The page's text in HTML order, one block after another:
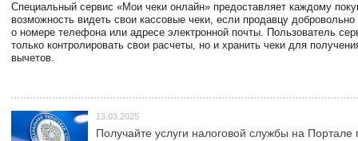
Специальный сервис «Мои чеки онлайн» предоставляет каждому
возможность видеть свои кассовые чеки, если продавцу
о номере телефона или адресе электронной почты. Пользователь
только контролировать свои расчеты, но и хранить чеки для
вычетов.
13.03.2025
Получайте услуги налоговой службы на Портале